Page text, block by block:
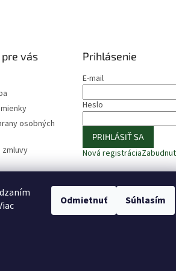
Odmietnuť Súhlasím
vás
osobných
Prihlásenie
E-mail
Heslo
PRIHLÁSIŤ SA
Nová registrácia
ODOBERAJTE NOVINKY −10 %